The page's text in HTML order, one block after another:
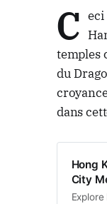
C eci
temples
du
dans
Hong
City